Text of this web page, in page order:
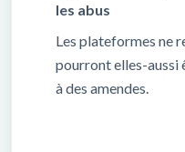
les abus
Les plateformes ne
pourront elles-aussi
à des amendes.